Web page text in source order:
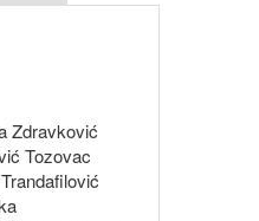
Zdravković
Tozovac